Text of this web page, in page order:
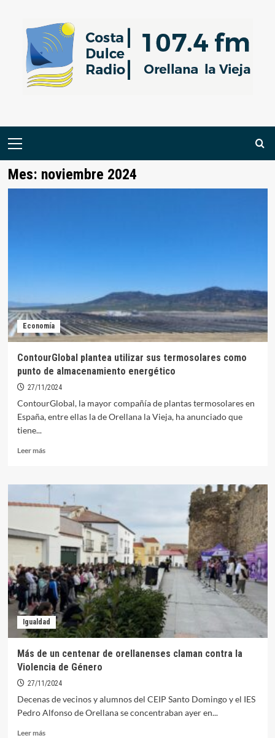
contenido
Menú
Mes: noviembre 2024
Economía
ContourGlobal plantea utilizar sus termosolares como
punto de almacenamiento energético
27/11/2024
ContourGlobal, la mayor compañía de plantas termosolares en
España, entre ellas la de Orellana la Vieja, ha anunciado que
tiene...
Leer másLeer
ContourGlobal
utilizar
termosolares
como
punto
de
almacenamiento
energético
Igualdad
Más de un centenar de orellanenses claman contra la
Violencia de Género
27/11/2024
Decenas de vecinos y alumnos del CEIP Santo Domingo y el IES
Pedro Alfonso de Orellana se concentraban ayer en...
Leer másLeer